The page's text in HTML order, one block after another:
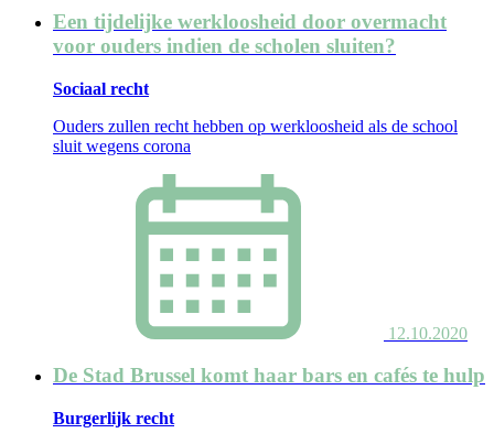
Een tijdelijke werkloosheid door overmacht
voor ouders indien de scholen sluiten?
Sociaal recht
Ouders zullen recht hebben op werkloosheid als de school
sluit wegens corona
12.10.2020
De Stad Brussel komt haar bars en cafés te hulp
Burgerlijk recht